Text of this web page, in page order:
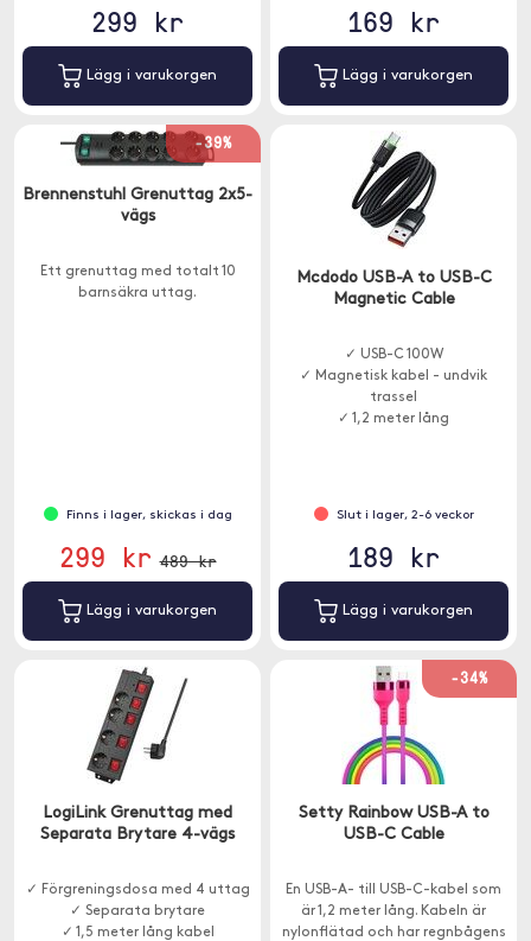
299 kr
Lägg i varukorgen
169 kr
Lägg i varukorgen
-39%
Brennenstuhl Grenuttag 2x5-
vägs
Ett grenuttag med totalt 10
barnsäkra uttag.
Finns i lager, skickas i dag
299 kr 489 kr
Lägg i varukorgen
Mcdodo USB-A to USB-C
Magnetic Cable
✓ USB-C 100W
✓ Magnetisk kabel - undvik
trassel
✓ 1,2 meter lång
Slut i lager, 2-6 veckor
189 kr
Lägg i varukorgen
LogiLink Grenuttag med
Separata Brytare 4-vägs
✓ Förgreningsdosa med 4 uttag
✓ Separata brytare
✓ 1,5 meter lång kabel
-34%
Setty Rainbow USB-A to
USB-C Cable
En USB-A- till USB-C-kabel som
är 1,2 meter lång. Kabeln är
nylonflätad och har regnbågens